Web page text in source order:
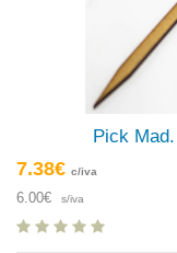
Pick
7.38€ c/iva
6.00€ s/iva